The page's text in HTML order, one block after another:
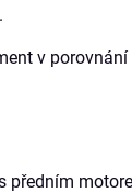
v
předním